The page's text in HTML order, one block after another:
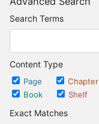
Search Terms
Content Type
Page
Chapter
Book
Shelf
Exact Matches